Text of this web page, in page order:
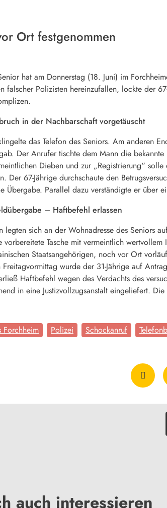
Ort festgenommen
hat am Donnerstag (18. Juni) im
falscher Polizisten hereinzufallen, lockte der
in der Nachbarschaft vorgetäuscht
das Telefon des Seniors. Am anderen
Der Anrufer tischte dem Mann die
Dieben und zur „Registrierung“
Der 67-Jährige durchschaute den
Übergabe. Parallel dazu verständigte er über
– Haftbefehl erlassen
legten sich an der Wohnadresse des Seniors
vorbereitete Tasche mit vermeintlich
Staatsangehörigen, noch vor Ort
Freitagvormittag wurde der 31-Jährige auf
Haftbefehl wegen des Verdachts des
in eine Justizvollzugsanstalt eingeliefert.
Forchheim Polizei Schockanruf
auch interessieren